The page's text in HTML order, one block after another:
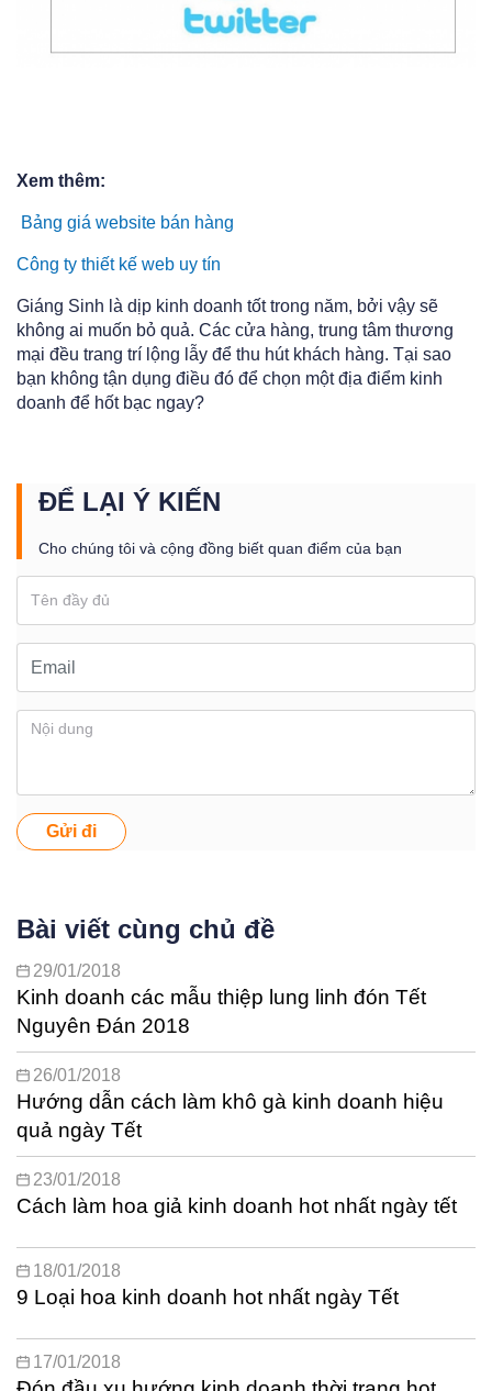
Xem thêm:
Bảng giá website bán hàng
Công ty thiết kế web uy tín
Giáng Sinh là dịp kinh doanh tốt trong năm, bởi vậy sẽ
không ai muốn bỏ quả. Các cửa hàng, trung tâm thương
mại đều trang trí lộng lẫy để thu hút khách hàng. Tại sao
bạn không tận dụng điều đó để chọn một địa điểm kinh
doanh để hốt bạc ngay?
ĐỂ LẠI Ý KIẾN
Cho chúng tôi và cộng đồng biết quan điểm của bạn
Gửi đi
Bài viết cùng chủ đề
29/01/2018
Kinh doanh các mẫu thiệp lung linh đón Tết
Nguyên Đán 2018
26/01/2018
Hướng dẫn cách làm khô gà kinh doanh hiệu
quả ngày Tết
23/01/2018
Cách làm hoa giả kinh doanh hot nhất ngày tết
18/01/2018
9 Loại hoa kinh doanh hot nhất ngày Tết
17/01/2018